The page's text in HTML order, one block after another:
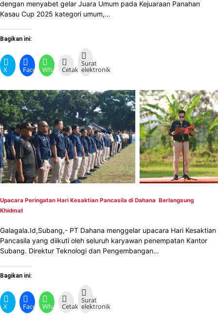
dengan menyabet gelar Juara Umum pada Kejuaraan Panahan
Kasau Cup 2025 kategori umum,…
Bagikan ini:
X FacebookWhatsApp
Cetak
Surat
elektronik
Upacara Peringatan Hari Kesaktian Pancasila di Dahana Berlangsung
Khidmat
Galagala.Id,Subang,- PT Dahana menggelar upacara Hari Kesaktian
Pancasila yang diikuti oleh seluruh karyawan penempatan Kantor
Subang. Direktur Teknologi dan Pengembangan…
Bagikan ini:
X FacebookWhatsApp
Cetak
Surat
elektronik